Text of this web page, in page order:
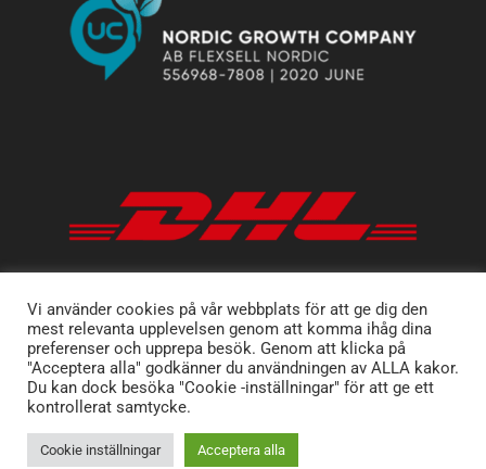
Vi använder cookies på vår webbplats för att ge dig den
mest relevanta upplevelsen genom att komma ihåg dina
preferenser och upprepa besök. Genom att klicka på
"Acceptera alla" godkänner du användningen av ALLA kakor.
Du kan dock besöka "Cookie -inställningar" för att ge ett
kontrollerat samtycke.
Cookie inställningar Acceptera alla